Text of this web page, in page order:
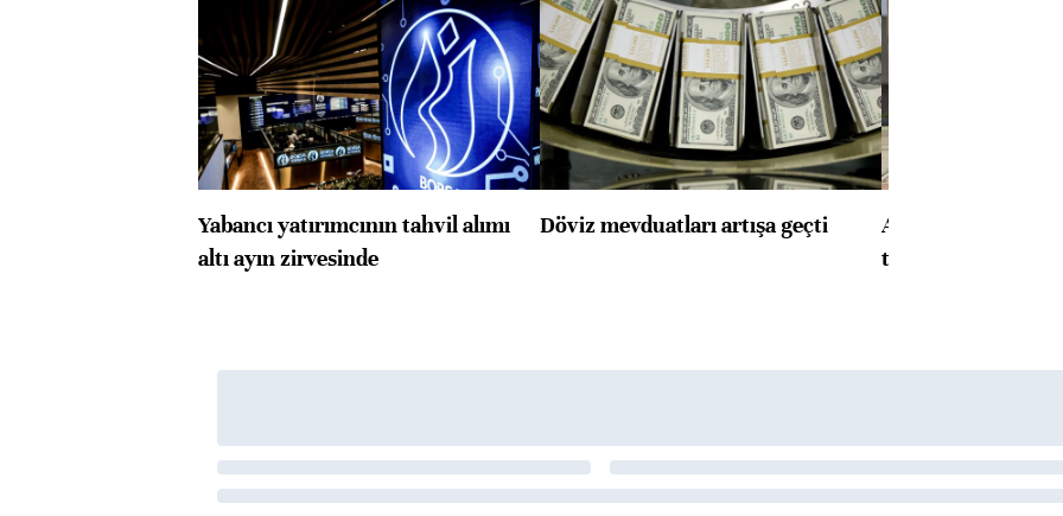
Yabancı yatırımcının tahvil alımı
altı ayın zirvesinde
Döviz mevduatları artışa geçti
ABD'de konut
toparlandı